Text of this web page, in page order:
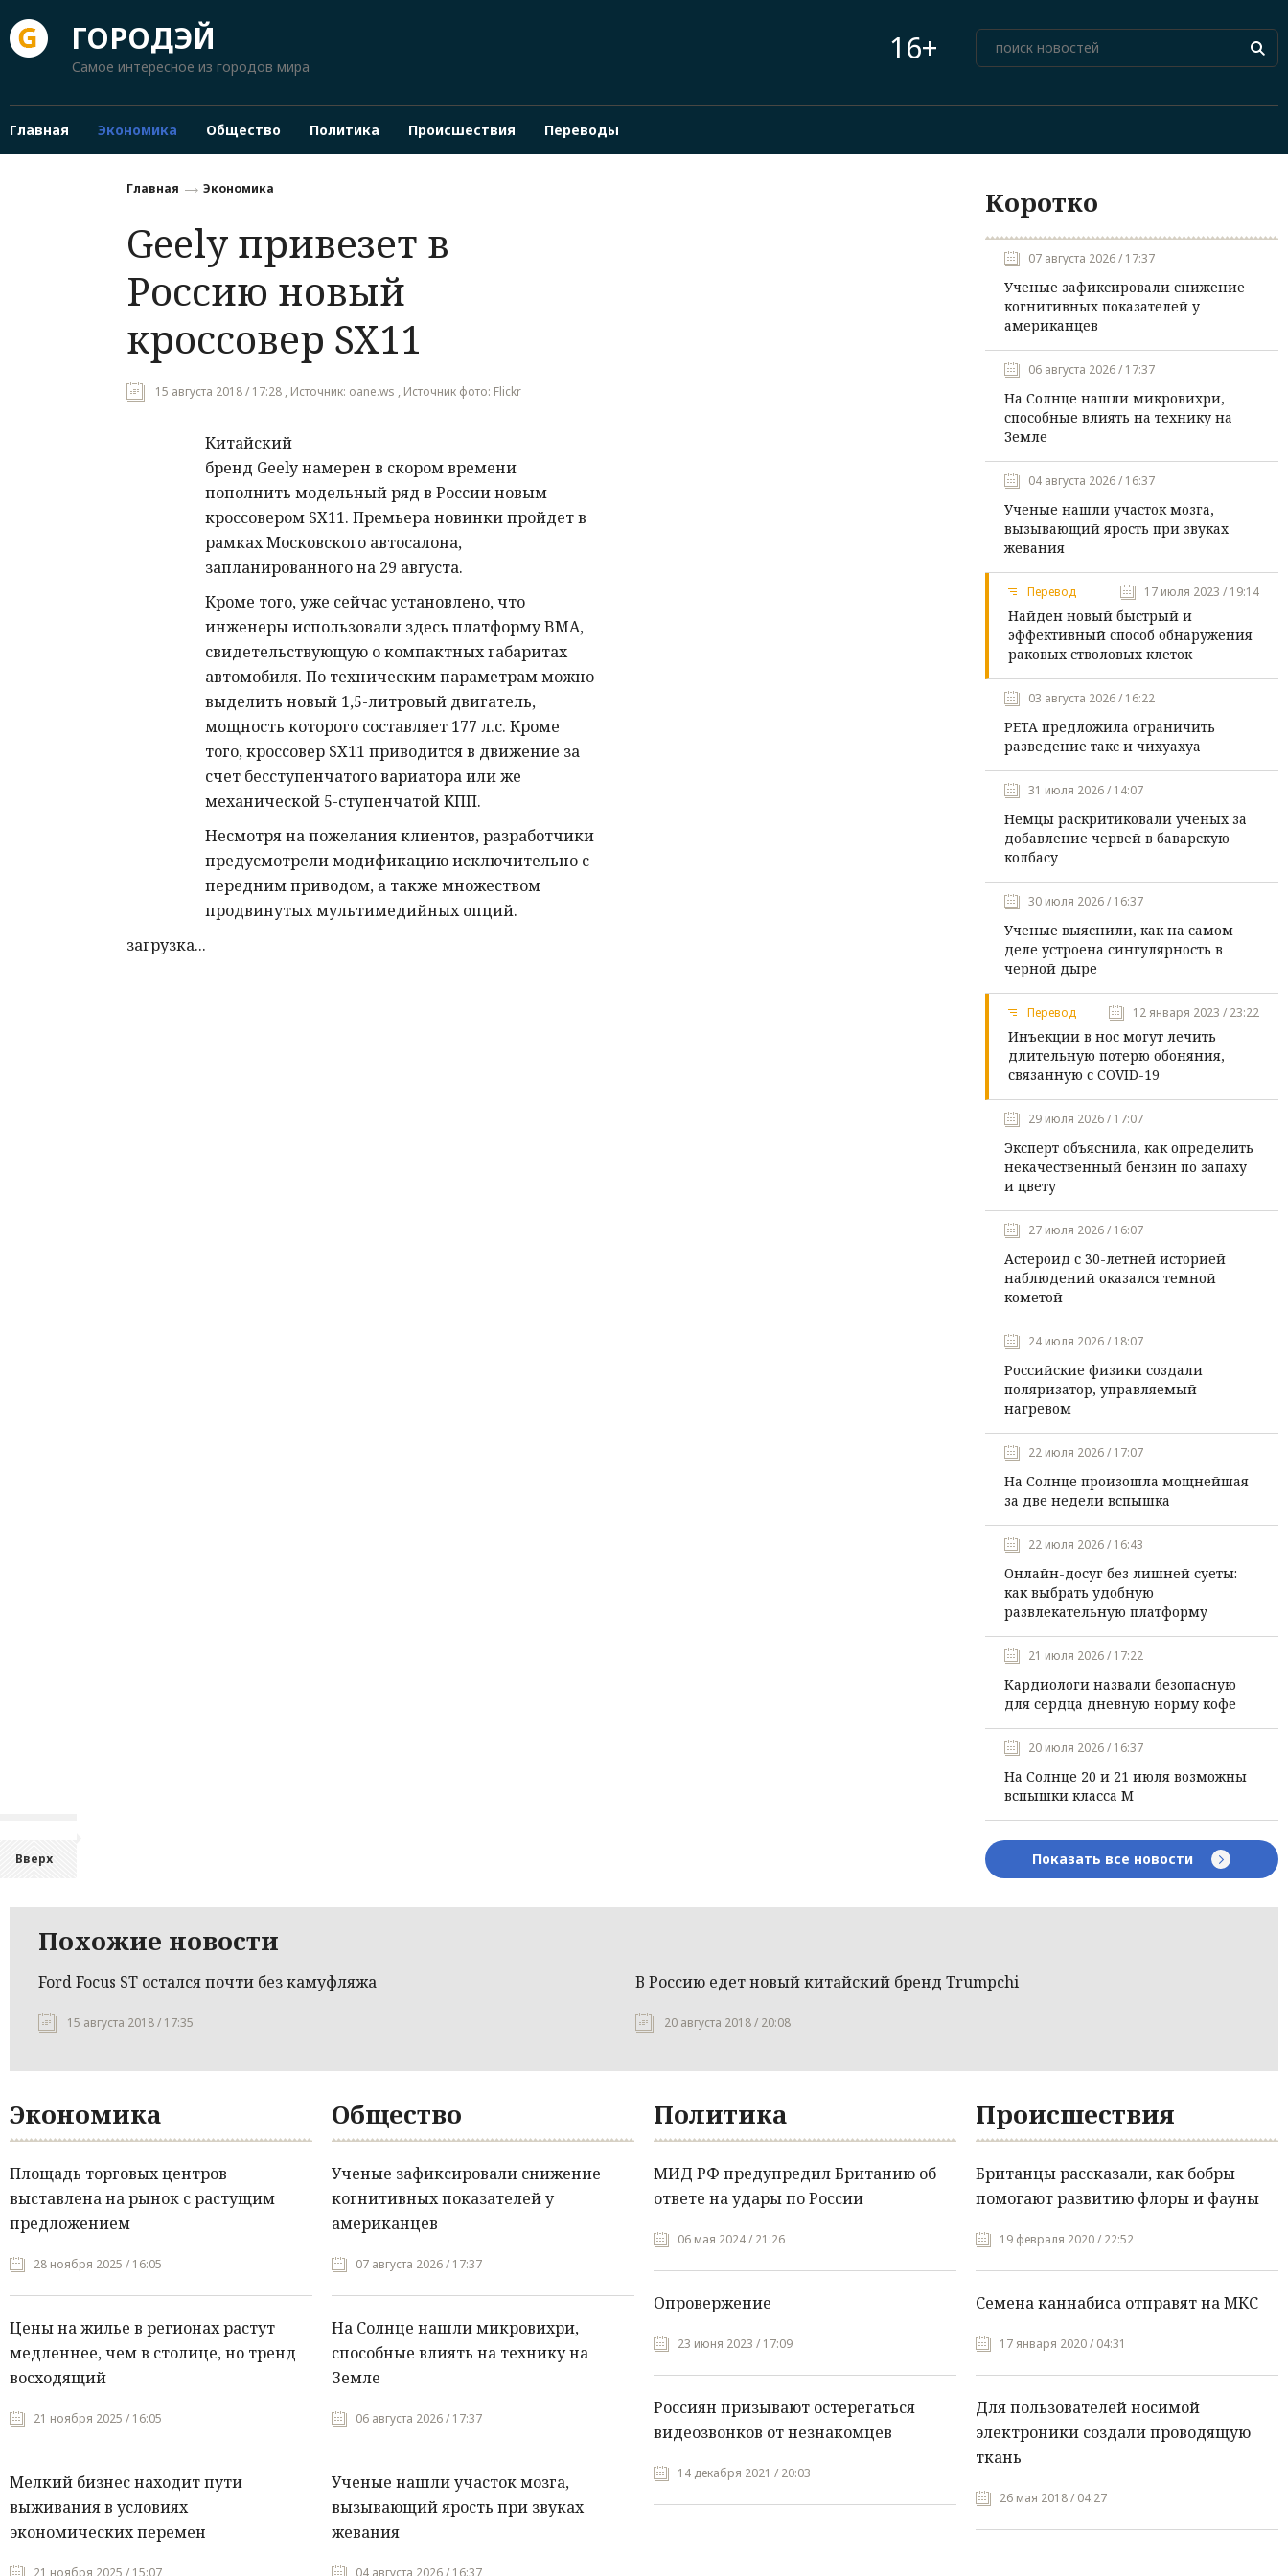
ГОРОДЭЙ
Самое интересное из городов мира 16+
Главная Экономика Общество Политика Происшествия Переводы
Вверх
Главная Экономика
Geely привезет в
Россию новый
кроссовер‍ SX11
15 августа 2018 / 17:28 , Источник: oane.ws , Источник фото: Flickr
Китайский
бренд Geely намерен в скором времени
пополнить модельный ряд в России новым
кроссовером SX11. Премьера новинки пройдет в
рамках Московского автосалона,
запланированного на 29 августа.
Кроме того, уже сейчас установлено, что
инженеры использовали здесь платформу BMA,
свидетельствующую о компактных габаритах
автомобиля. По техническим параметрам можно
выделить новый 1,5-литровый двигатель,
мощность которого составляет 177 л.с. Кроме
того, кроссовер SX11 приводится в движение за
счет бесступенчатого вариатора или же
механической 5-ступенчатой КПП.
Несмотря на пожелания клиентов, разработчики
предусмотрели модификацию исключительно с
передним приводом, а также множеством
продвинутых мультимедийных опций.
загрузка...
Коротко
07 августа 2026 / 17:37
Ученые зафиксировали снижение
когнитивных показателей у
американцев
06 августа 2026 / 17:37
На Солнце нашли микровихри,
способные влиять на технику на
Земле
04 августа 2026 / 16:37
Ученые нашли участок мозга,
вызывающий ярость при звуках
жевания
Перевод 17 июля 2023 / 19:14
Найден новый быстрый и
эффективный способ обнаружения
раковых стволовых клеток
03 августа 2026 / 16:22
PETA предложила ограничить
разведение такс и чихуахуа
31 июля 2026 / 14:07
Немцы раскритиковали ученых за
добавление червей в баварскую
колбасу
30 июля 2026 / 16:37
Ученые выяснили, как на самом
деле устроена сингулярность в
черной дыре
Перевод 12 января 2023 / 23:22
Инъекции в нос могут лечить
длительную потерю обоняния,
связанную с COVID-19
29 июля 2026 / 17:07
Эксперт объяснила, как определить
некачественный бензин по запаху
и цвету
27 июля 2026 / 16:07
Астероид с 30-летней историей
наблюдений оказался темной
кометой
24 июля 2026 / 18:07
Российские физики создали
поляризатор, управляемый
нагревом
22 июля 2026 / 17:07
На Солнце произошла мощнейшая
за две недели вспышка
22 июля 2026 / 16:43
Онлайн-досуг без лишней суеты:
как выбрать удобную
развлекательную платформу
21 июля 2026 / 17:22
Кардиологи назвали безопасную
для сердца дневную норму кофе
20 июля 2026 / 16:37
На Солнце 20 и 21 июля возможны
вспышки класса М
Показать все новости
Похожие новости
Ford Focus ST остался почти без камуфляжа‍
15 августа 2018 / 17:35
В Россию едет новый китайский бренд Trumpchi‍
20 августа 2018 / 20:08
Экономика
Площадь торговых центров
выставлена на рынок с растущим
предложением
28 ноября 2025 / 16:05
Цены на жилье в регионах растут
медленнее, чем в столице, но тренд
восходящий
21 ноября 2025 / 16:05
Мелкий бизнес находит пути
выживания в условиях
экономических перемен
21 ноября 2025 / 15:07
Общество
Ученые зафиксировали снижение
когнитивных показателей у
американцев
07 августа 2026 / 17:37
На Солнце нашли микровихри,
способные влиять на технику на
Земле
06 августа 2026 / 17:37
Ученые нашли участок мозга,
вызывающий ярость при звуках
жевания
04 августа 2026 / 16:37
Политика
МИД РФ предупредил Британию об
ответе на удары по России
06 мая 2024 / 21:26
Опровержение
23 июня 2023 / 17:09
Россиян призывают остерегаться
видеозвонков от незнакомцев
14 декабря 2021 / 20:03
Происшествия
Британцы рассказали, как бобры
помогают развитию флоры и фауны
19 февраля 2020 / 22:52
Семена каннабиса отправят на МКС
17 января 2020 / 04:31
Для пользователей носимой
электроники создали проводящую
ткань
26 мая 2018 / 04:27